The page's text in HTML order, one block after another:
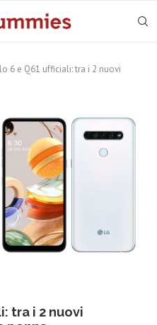
6 e Q61 ufficiali: tra i 2 nuovi
tra i 2 nuovi